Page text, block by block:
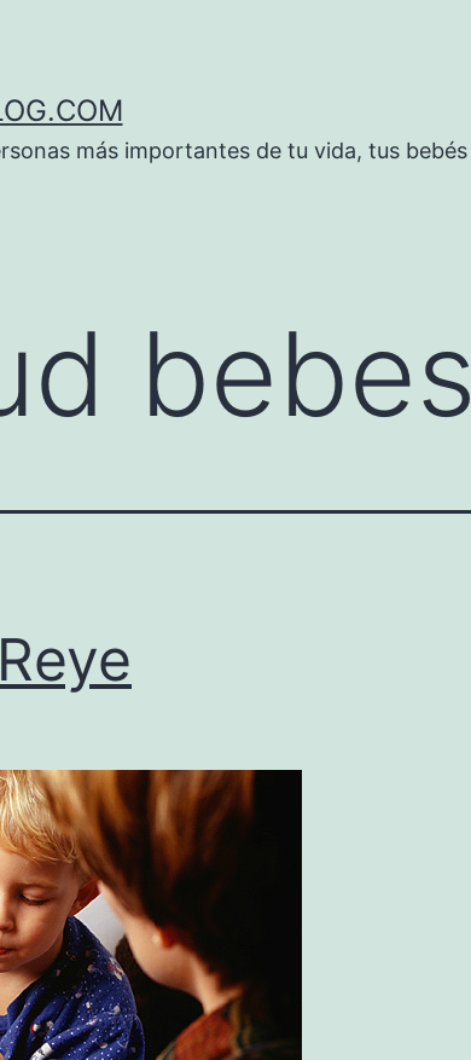
más importantes de tu vida, tus bebés
bebes